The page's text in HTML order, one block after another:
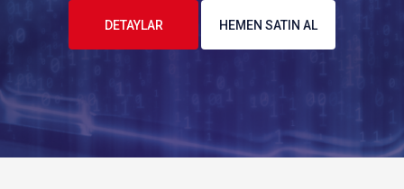
DETAYLAR HEMEN SATIN AL